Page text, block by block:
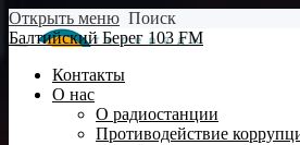
Открыть меню Поиск
Балтийский Берег 103 FM
Контакты
О нас
О радиостанции
Противодействие